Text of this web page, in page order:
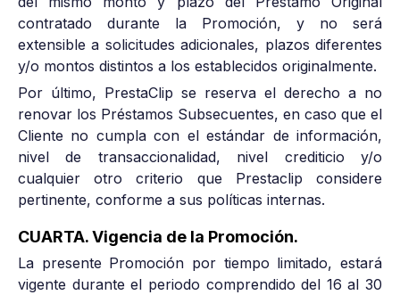
contratado durante la Promoción, y no será
extensible a solicitudes adicionales, plazos diferentes
y/o montos distintos a los establecidos originalmente.
Por último, PrestaClip se reserva el derecho a no
renovar los Préstamos Subsecuentes, en caso que el
Cliente no cumpla con el estándar de información,
nivel de transaccionalidad, nivel crediticio y/o
cualquier otro criterio que Prestaclip considere
pertinente, conforme a sus políticas internas.
CUARTA. Vigencia de la Promoción.
La presente Promoción por tiempo limitado, estará
vigente durante el periodo comprendido del 16 al 30